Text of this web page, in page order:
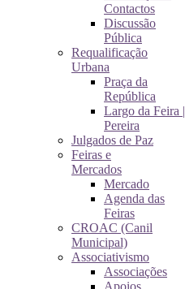
Contactos
Discussão
Pública
Requalificação
Urbana
Praça da
República
Largo da Feira |
Pereira
Julgados de Paz
Feiras e
Mercados
Mercado
Agenda das
Feiras
CROAC (Canil
Municipal)
Associativismo
Associações
Apoios